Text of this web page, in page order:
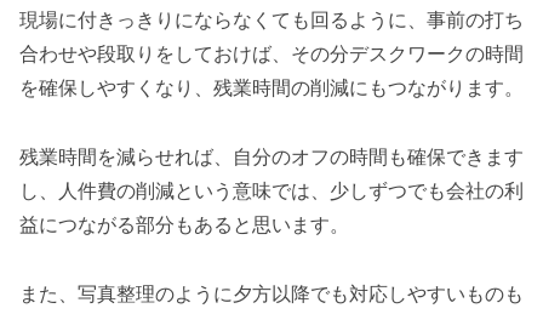
現場に付きっきりにならなくても回るように、事前の打ち
合わせや段取りをしておけば、その分デスクワークの時間
を確保しやすくなり、残業時間の削減にもつながります。
残業時間を減らせれば、自分のオフの時間も確保できます
し、人件費の削減という意味では、少しずつでも会社の利
益につながる部分もあると思います。
また、写真整理のように夕方以降でも対応しやすいものも